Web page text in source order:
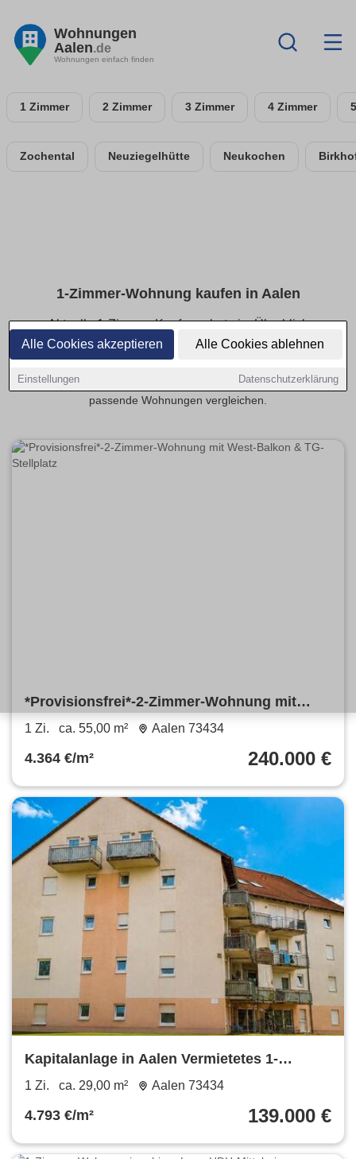
Alle Cookies akzeptieren Alle Cookies ablehnen
Einstellungen Datenschutzerklärung
Wohnungen
Aalen.de
Wohnungen einfach finden
1 Zimmer 2 Zimmer 3 Zimmer 4 Zimmer
Zochental Neuziegelhütte Neukochen
1-Zimmer-Wohnung kaufen in Aalen
Aktuelle 1-Zimmer-Kaufangebote im Überblick
Finde 1-Zimmer-Eigentumswohnungen in Aalen. Auf
Wohnfläche, Zustand und Ausstattung filtern und schnell
passende Wohnungen vergleichen.
*Provisionsfrei*-2-Zimmer-Wohnung mit
West-Balkon & TG-Stellplatz
1 Zi. ca. 55,00 m² Aalen 73434
4.364 €/m² 240.000 €
Kapitalanlage in Aalen Vermietetes 1-
Zimmer-ApartmentTiefgarage
1 Zi. ca. 29,00 m² Aalen 73434
4.793 €/m² 139.000 €